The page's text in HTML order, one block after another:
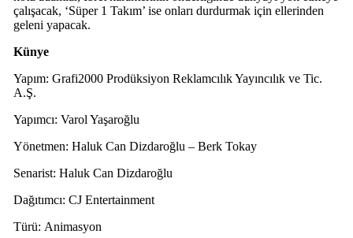
çalışacak, ‘Süper 1 Takım’ ise onları durdurmak için ellerinden
geleni yapacak.
Künye
Yapım: Grafi2000 Prodüksiyon Reklamcılık Yayıncılık ve Tic.
A.Ş.
Yapımcı: Varol Yaşaroğlu
Yönetmen: Haluk Can Dizdaroğlu – Berk Tokay
Senarist: Haluk Can Dizdaroğlu
Dağıtımcı: CJ Entertainment
Türü: Animasyon